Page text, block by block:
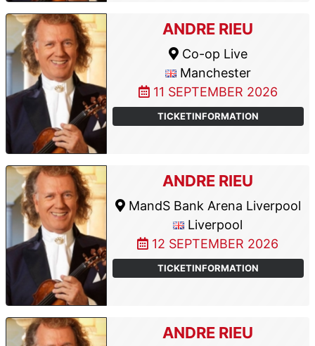
ANDRE RIEU
Co-op Live
Manchester
11 SEPTEMBER 2026
TICKETINFORMATION
ANDRE RIEU
MandS Bank Arena Liverpool
Liverpool
12 SEPTEMBER 2026
TICKETINFORMATION
ANDRE RIEU